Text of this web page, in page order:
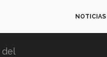
NOTICIAS
del